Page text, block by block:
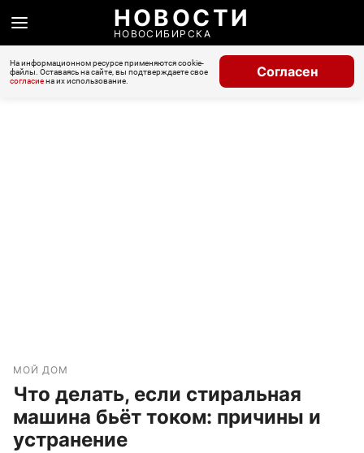
НОВОСТИ
НОВОСИБИРСКА
На информационном ресурсе применяются cookie-
файлы. Оставаясь на сайте, вы подтверждаете свое
согласиена их использование.
Согласен
МОЙ ДОМ
Что делать, если стиральная
машина бьёт током: причины и
устранение